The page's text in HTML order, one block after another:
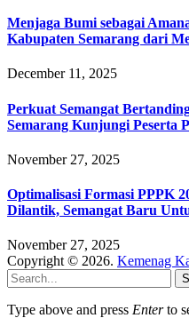
Menjaga Bumi sebagai
Kabupaten Semarang dari
December 11, 2025
Perkuat Semangat
Semarang Kunjungi Peserta
November 27, 2025
Optimalisasi Formasi PPPK
Dilantik, Semangat Baru
November 27, 2025
Copyright © 2026. Kemenag
Type above and press Enterto